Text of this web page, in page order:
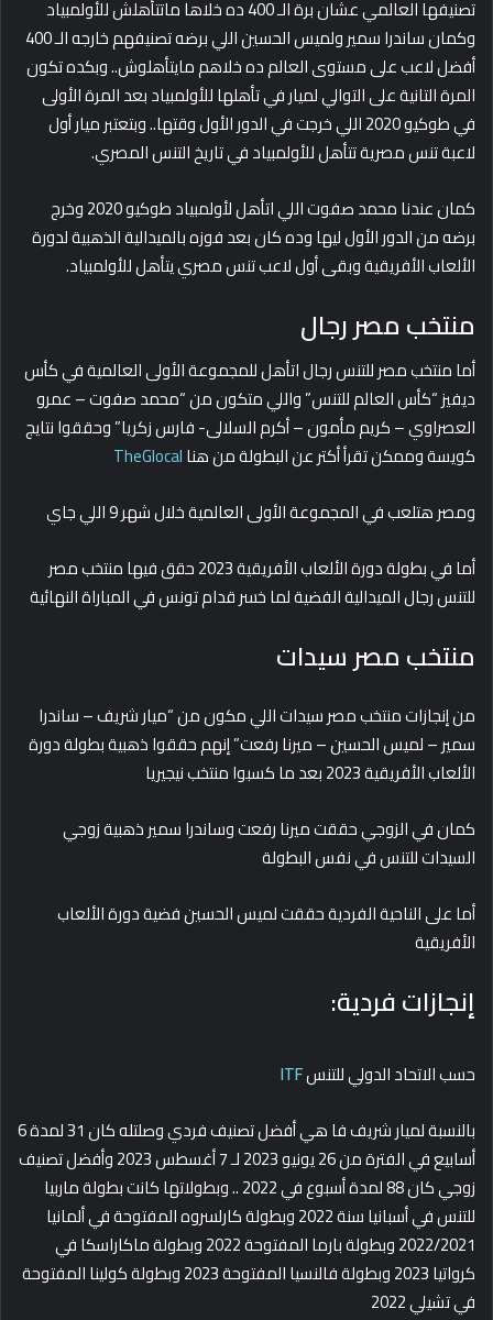
تصنيفها العالمي عشان برة الـ 400 ده خلاها ماتتأهلش للأولمبياد
وكمان ساندرا سمير ولميس الحسين اللي برضه تصنيفهم خارجه الـ 400
أفضل لاعب على مستوى العالم ده خلاهم مايتأهلوش.. وبكده تكون
المرة التانية على التوالي لميار في تأهلها للأولمبياد بعد المرة الأولى
في طوكيو 2020 اللي خرجت في الدور الأول وقتها.. وبتعتبر ميار أول
لاعبة تنس مصرية تتأهل للأولمبياد في تاريخ التنس المصري.
كمان عندنا محمد صفوت اللي اتأهل لأولمبياد طوكيو 2020 وخرج
برضه من الدور الأول ليها وده كان بعد فوزه بالميدالية الذهبية لدورة
الألعاب الأفريقية وبقى أول لاعب تنس مصري يتأهل للأولمبياد.
منتخب مصر رجال
أما منتخب مصر للتنس رجال اتأهل للمجموعة الأولى العالمية في كأس
ديفيز “كأس العالم للتنس” واللي متكون من “محمد صفوت – عمرو
العصراوي – كريم مأمون – أكرم السلالى- فارس زكريا” وحققوا نتايج
كويسة وممكن تقرأ أكتر عن البطولة من هناTheGlocal
ومصر هتلعب في المجموعة الأولى العالمية خلال شهر 9 اللي جاي
أما في بطولة دورة الألعاب الأفريقية 2023 حقق فيها منتخب مصر
للتنس رجال الميدالية الفضية لما خسر قدام تونس في المباراة النهائية
منتخب مصر سيدات
من إنجازات منتخب مصر سيدات اللي مكون من “ميار شريف – ساندرا
سمير – لميس الحسين – ميرنا رفعت” إنهم حققوا ذهبية بطولة دورة
الألعاب الأفريقية 2023 بعد ما كسبوا منتخب نيجيريا
كمان في الزوجي حققت ميرنا رفعت وساندرا سمير ذهبية زوجي
السيدات للتنس في نفس البطولة
أما على الناحية الفردية حققت لميس الحسين فضية دورة الألعاب
الأفريقية
إنجازات فردية:
حسب الاتحاد الدولي للتنسITF
بالنسبة لميار شريف فا هي أفضل تصنيف فردي وصلتله كان 31 لمدة 6
أسابيع في الفترة من 26 يونيو 2023 لـ 7 أغسطس 2023 وأفضل تصنيف
زوجي كان 88 لمدة أسبوع في 2022 .. وبطولاتها كانت بطولة ماربيا
للتنس في أسبانيا سنة 2022 وبطولة كارلسروه المفتوحة في ألمانيا
2022/2021 وبطولة بارما المفتوحة 2022 وبطولة ماكاراسكا في
كرواتيا 2023 وبطولة فالنسيا المفتوحة 2023 وبطولة كولينا المفتوحة
في تشيلي 2022